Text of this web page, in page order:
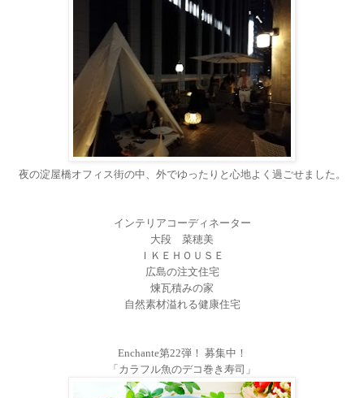
夜の淀屋橋オフィス街の中、外でゆったりと心地よく過ごせました。
インテリアコーディネーター
大段 菜穂美
ＩＫＥＨＯＵＳＥ
広島の注文住宅
煉瓦積みの家
自然素材溢れる健康住宅
Enchante第22弾！ 募集中！
「カラフル魚のデコ巻き寿司」